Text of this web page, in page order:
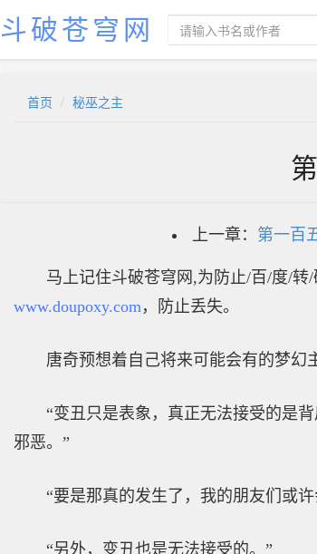
斗破苍穹网
首页 秘巫之主
上一章： 第一百
马上记住斗破苍穹网,为防止/百/度/转
www.doupoxy.com，防止丢失。
唐奇预想着自己将来可能会有的梦幻
“变丑只是表象，真正无法接受的是
邪恶。”
“要是那真的发生了，我的朋友们或
“另外，变丑也是无法接受的。”